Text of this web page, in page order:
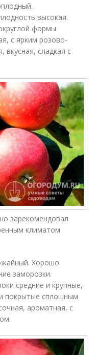
высокая.
формы.
с ярким розово-
сладкая с
зарекомендовал
климатом
Хорошо
заморозки.
средние и крупные,
покрытые сплошным
ароматная, с